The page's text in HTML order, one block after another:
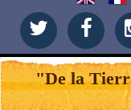
"De la